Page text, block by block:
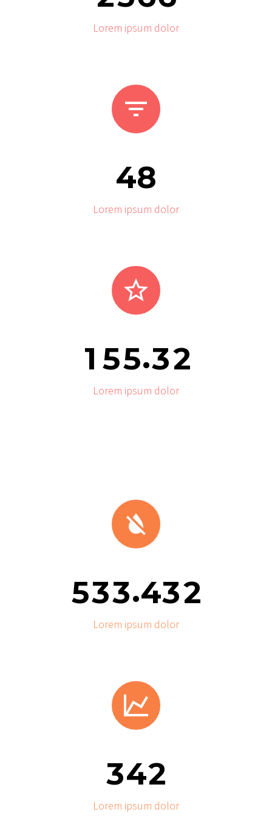
Lorem ipsum dolor


48
Lorem ipsum dolor


1 55.32
Lorem ipsum dolor


533.432
Lorem ipsum dolor


342
Lorem ipsum dolor